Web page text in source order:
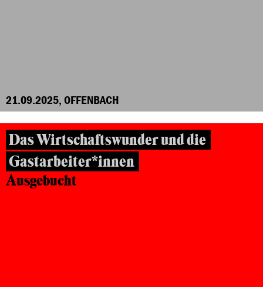
21.09.2025, OFFENBACH
Das Wirtschaftswunder und die
Gastarbeiter*innen
Ausgebucht